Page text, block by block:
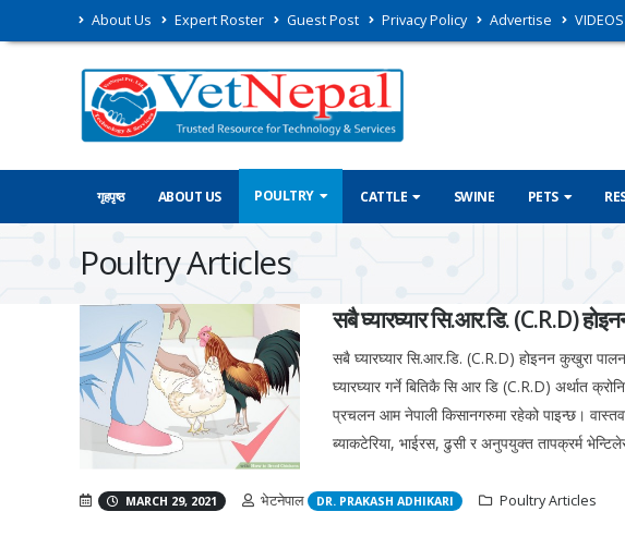
About Us Expert Roster Guest Post Privacy Policy Advertise VIDEOS
गृहपृष्ठ ABOUT US POULTRY CATTLE SWINE PETS
Poultry Articles
सबै घ्यारघ्यार सि.आर.डि. (C.R.D)
सबै घ्यारघ्यार सि.आर.डि. (C.R.D) होइनन कुखुरा
घ्यारघ्यार गर्ने बितिकै सि आर डि (C.R.D) अर्थात
प्रचलन आम नेपाली किसानगरुमा रहेको पाइन्छ।
ब्याकटेरिया, भाईरस, ढुसी र अनुपयुक्त तापक्रर्म
MARCH 29, 2021 भेटनेपाल DR. PRAKASH ADHIKARI Poultry Articles